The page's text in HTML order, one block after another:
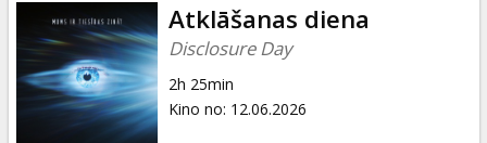
Ziņas
Dāvanu
kartes
Atklāšanas diena
Disclosure Day
2h 25min
Kino no: 12.06.2026